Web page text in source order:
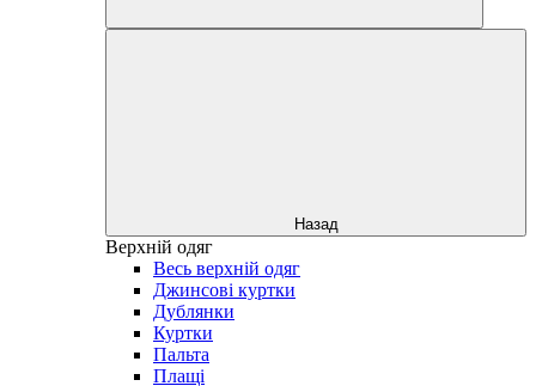
Назад
Верхній одяг
Весь верхній одяг
Джинсові куртки
Дублянки
Куртки
Пальта
Плащі